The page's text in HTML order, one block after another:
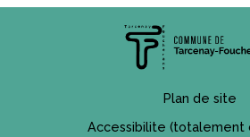
Plan de site
Accessibilite (totalement